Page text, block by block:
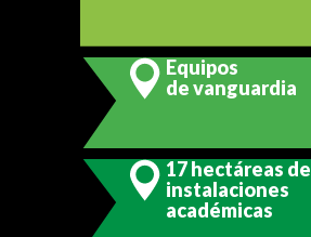
Equipos
de vanguardia
17 hectáreas de
instalaciones
académicas